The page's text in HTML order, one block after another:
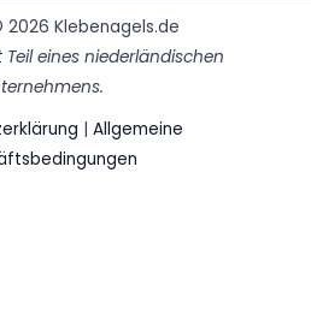
Klebenagels.de
Teil eines niederländischen
Allgemeine